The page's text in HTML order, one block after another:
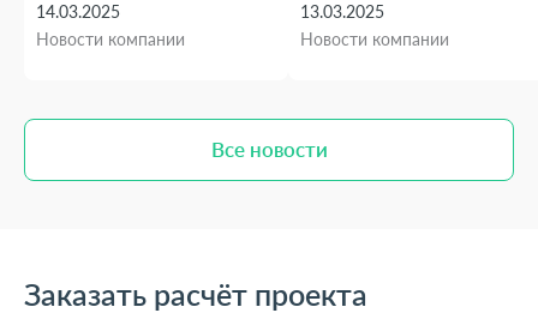
14.03.2025
Новости компании
13.03.2025
Новости компании
Все новости
Все новости
Заказать расчёт проекта